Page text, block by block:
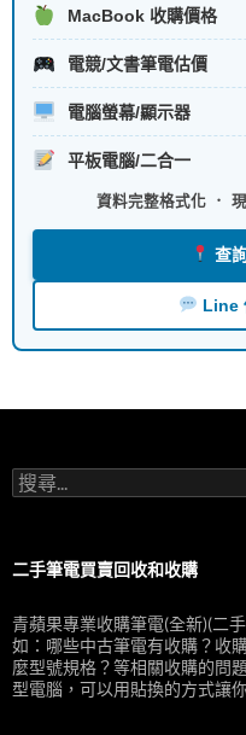
MacBook 收購價格
電競/文書筆電估價
電腦螢幕/顯示器
平板電腦/二合一
資料完整格式化 ．
查
Line
搜
尋
字:
二手筆電買賣回收和收購
青蘋果專業收購筆電(全新)(二
如：哪些中古筆電有收購？收
麼型號規格？等相關收購的問
型電腦，可以用貼換的方式讓